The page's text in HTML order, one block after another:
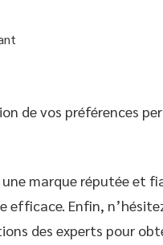
de vos préférences
marque réputée et
Enfin,
des experts pour